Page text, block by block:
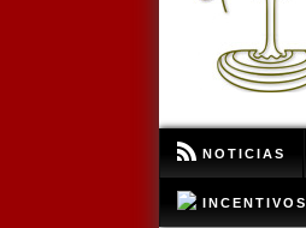
NOTICIAS
INCENTIVOS